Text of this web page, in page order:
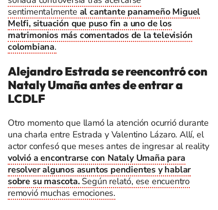
sentimentalmente al cantante panameño Miguel
Melfi, situación que puso fin a uno de los
matrimonios más comentados de la televisión
colombiana.
Alejandro Estrada se reencontró con
Nataly Umaña antes de entrar a
LCDLF
Otro momento que llamó la atención ocurrió durante
una charla entre Estrada y Valentino Lázaro. Allí, el
actor confesó que meses antes de ingresar al reality
volvió a encontrarse con Nataly Umaña para
resolver algunos asuntos pendientes y hablar
sobre su mascota. Según relató, ese encuentro
removió muchas emociones.